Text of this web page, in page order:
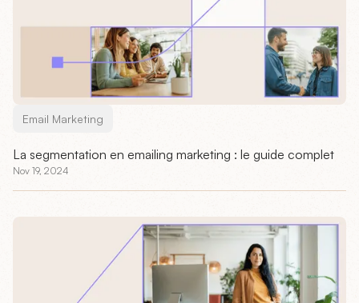
Email Marketing
La segmentation en emailing marketing : le guide complet
Nov 19, 2024